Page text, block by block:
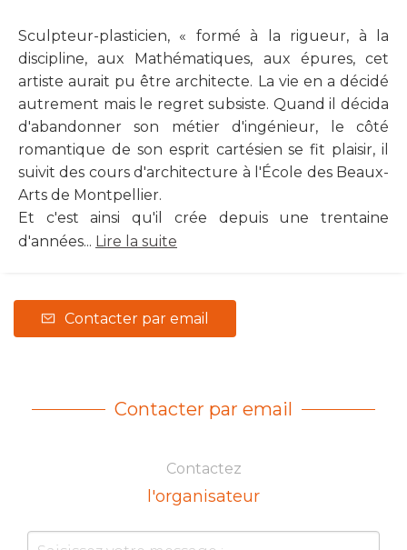
Sculpteur-plasticien, « formé à la rigueur, à la
discipline, aux Mathématiques, aux épures, cet
artiste aurait pu être architecte. La vie en a décidé
autrement mais le regret subsiste. Quand il décida
d'abandonner son métier d'ingénieur, le côté
romantique de son esprit cartésien se fit plaisir, il
suivit des cours d'architecture à l'École des Beaux-
Arts de Montpellier.
Et c'est ainsi qu'il crée depuis une trentaine
d'années... Lire la suite
Contacter par email
Contacter par email
Contactez
l'organisateur